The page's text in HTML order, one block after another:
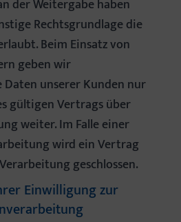
der Weitergabe haben
Rechtsgrundlage die
Beim Einsatz von
geben wir
Daten unserer Kunden nur
gültigen Vertrags über
weiter. Im Falle einer
wird ein Vertrag
geschlossen.
Einwilligung zur